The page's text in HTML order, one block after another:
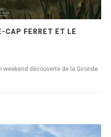
CAP FERRET ET LE
weekend découverte de la Gironde.